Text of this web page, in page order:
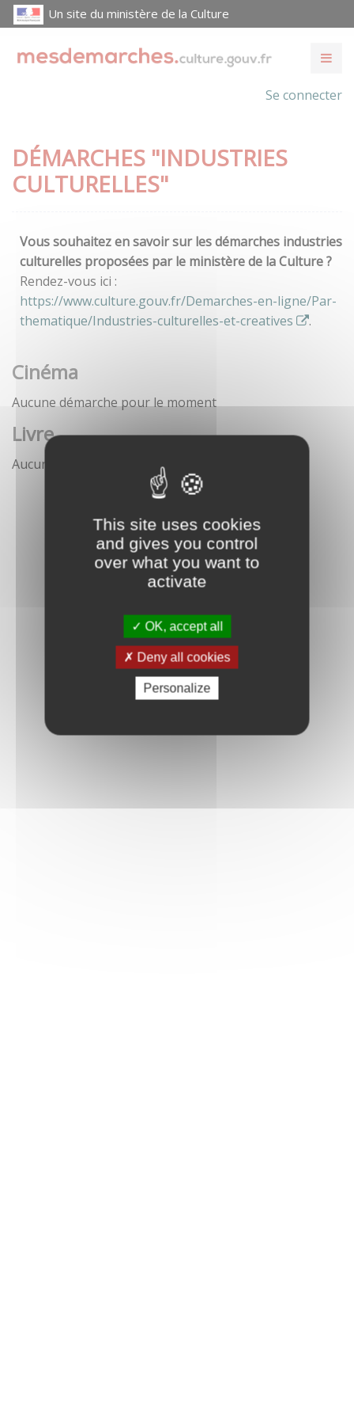
This site uses cookies
and gives you control
over what you want to
activate
OK, accept all
Deny all cookies
Personalize
Un site du ministère de la Culture
Se connecter
DÉMARCHES "INDUSTRIES
CULTURELLES"
Vous souhaitez en savoir sur les démarches industries
culturelles proposées par le ministère de la Culture ?
Rendez-vous ici :
https://www.culture.gouv.fr/Demarches-en-ligne/Par-
thematique/Industries-culturelles-et-creatives
.
Cinéma
Aucune démarche pour le moment
Livre
Aucune démarche pour le moment